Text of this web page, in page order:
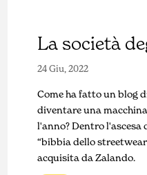
La società
24 Giu, 2022
Come ha fatto un blog
diventare una
l'anno? Dentro l'ascesa
“bibbia dello
acquisita da Zalando.